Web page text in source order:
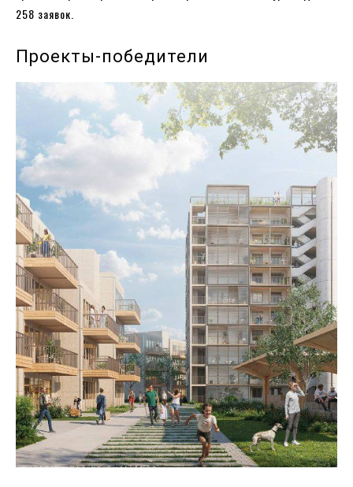
258 заявок.
Проекты-победители